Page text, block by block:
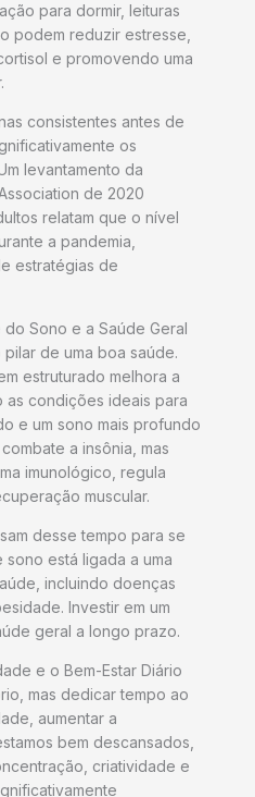
para dormir, leituras
podem reduzir estresse,
e promovendo uma
consistentes antes de
os
levantamento da
de 2020
relatam que o nível
a pandemia,
estratégias de
Sono e a Saúde Geral
de uma boa saúde.
estruturado melhora a
condições ideais para
e um sono mais profundo
a insônia, mas
imunológico, regula
muscular.
desse tempo para se
está ligada a uma
incluindo doenças
Investir em um
geral a longo prazo.
e o Bem-Estar Diário
mas dedicar tempo ao
aumentar a
bem descansados,
criatividade e